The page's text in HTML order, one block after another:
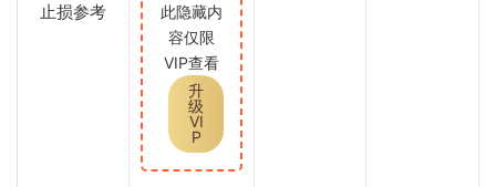
止损参考
此隐藏内
容仅限
VIP查看
升
级
VI
P